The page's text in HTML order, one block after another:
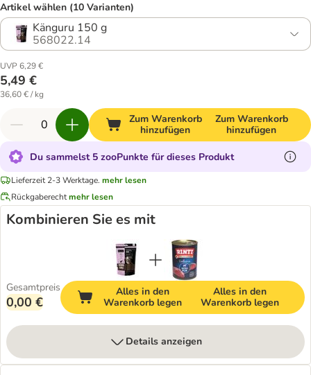
Artikel wählen (10 Varianten)
Känguru 150 g
568022.14
UVP 6,29 €
5,49 €
36,60 € / kg
Zum Warenkorb
hinzufügen
Zum Warenkorb
hinzufügen
Du sammelst 5 zooPunkte für dieses Produkt
Lieferzeit 2-3 Werktage. mehr lesen
Rückgaberechtmehr lesen
Kombinieren Sie es mit
Gesamtpreis
0,00 €
Alles in den
Warenkorb legen
Alles in den
Warenkorb legen
Details anzeigen